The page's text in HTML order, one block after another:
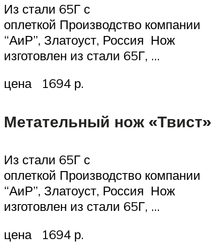
Из стали 65Г с
оплеткой Производство компании
“АиР”, Златоуст, Россия Нож
изготовлен из стали 65Г, …
цена 1694 р.
Метательный нож «Твист»
Из стали 65Г с
оплеткой Производство компании
“АиР”, Златоуст, Россия Нож
изготовлен из стали 65Г, …
цена 1694 р.